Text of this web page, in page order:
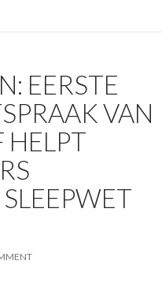
EERSTE
VAN
HELPT